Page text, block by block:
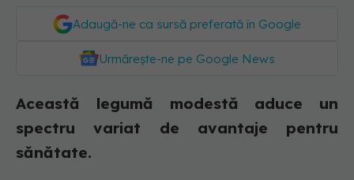
Adaugă-ne ca sursă preferată în Google
Urmărește-ne pe Google News
Această legumă modestă aduce un
spectru variat de avantaje pentru
sănătate.